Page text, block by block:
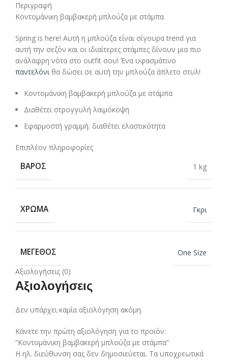
Περιγραφή
Κοντομάνικη βαμβακερή μπλούζα με στάμπα
Spring is here! Αυτή η μπλούζα είναι σίγουρα trend για
αυτή την σεζόν και οι ιδιαίτερες στάμπες δίνουν μια πιο
ανάλαφρη νότα στο outfit σου! Ένα υφασμάτινο
παντελόνιθα δώσει σε αυτή την μπλούζα άπλετο στυλ!
Κοντομάνικη βαμβακερή μπλούζα με στάμπα
Διαθέτει στρογγυλή λαιμόκοψη
Εφαρμοστή γραμμή. διαθέτει ελαστικότητα
Επιπλέον πληροφορίες
ΒΆΡΟΣ 1 kg
ΧΡΏΜΑ Γκρι
ΜΈΓΕΘΟΣ
One Size
Αξιολογήσεις (0)
Αξιολογήσεις
Δεν υπάρχει καμία αξιολόγηση ακόμη.
Κάνετε την πρώτη αξιολόγηση για το προϊόν:
“Κοντομάνικη βαμβακερή μπλούζα με στάμπα”
Η ηλ. διεύθυνση σας δεν δημοσιεύεται. Τα υποχρεωτικά